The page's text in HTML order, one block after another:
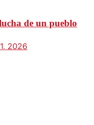
de un pueblo
2026